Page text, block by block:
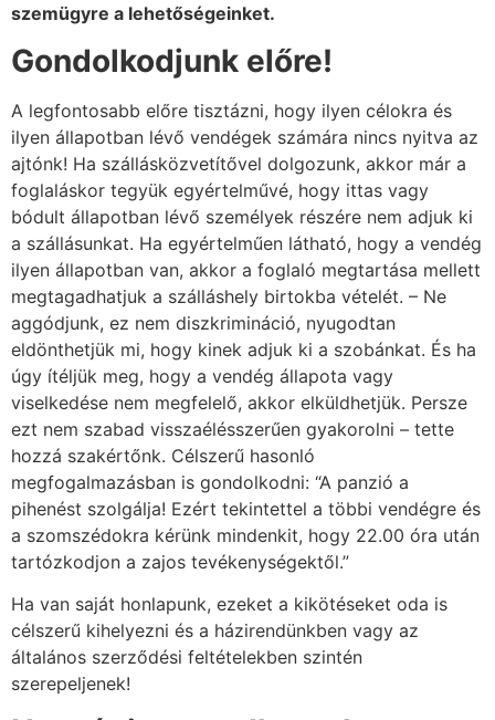
szemügyre a lehetőségeinket.
Gondolkodjunk előre!
A legfontosabb előre tisztázni, hogy ilyen célokra és
ilyen állapotban lévő vendégek számára nincs nyitva az
ajtónk! Ha szállásközvetítővel dolgozunk, akkor már a
foglaláskor tegyük egyértelművé, hogy ittas vagy
bódult állapotban lévő személyek részére nem adjuk ki
a szállásunkat. Ha egyértelműen látható, hogy a vendég
ilyen állapotban van, akkor a foglaló megtartása mellett
megtagadhatjuk a szálláshely birtokba vételét. – Ne
aggódjunk, ez nem diszkrimináció, nyugodtan
eldönthetjük mi, hogy kinek adjuk ki a szobánkat. És ha
úgy ítéljük meg, hogy a vendég állapota vagy
viselkedése nem megfelelő, akkor elküldhetjük. Persze
ezt nem szabad visszaélésszerűen gyakorolni – tette
hozzá szakértőnk. Célszerű hasonló
megfogalmazásban is gondolkodni: “A panzió a
pihenést szolgálja! Ezért tekintettel a többi vendégre és
a szomszédokra kérünk mindenkit, hogy 22.00 óra után
tartózkodjon a zajos tevékenységektől.”
Ha van saját honlapunk, ezeket a kikötéseket oda is
célszerű kihelyezni és a házirendünkben vagy az
általános szerződési feltételekben szintén
szerepeljenek!